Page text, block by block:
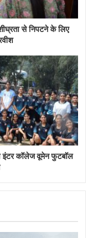
से निपटने के लिए
इंटर कॉलेज वूमेन फुटबॉल